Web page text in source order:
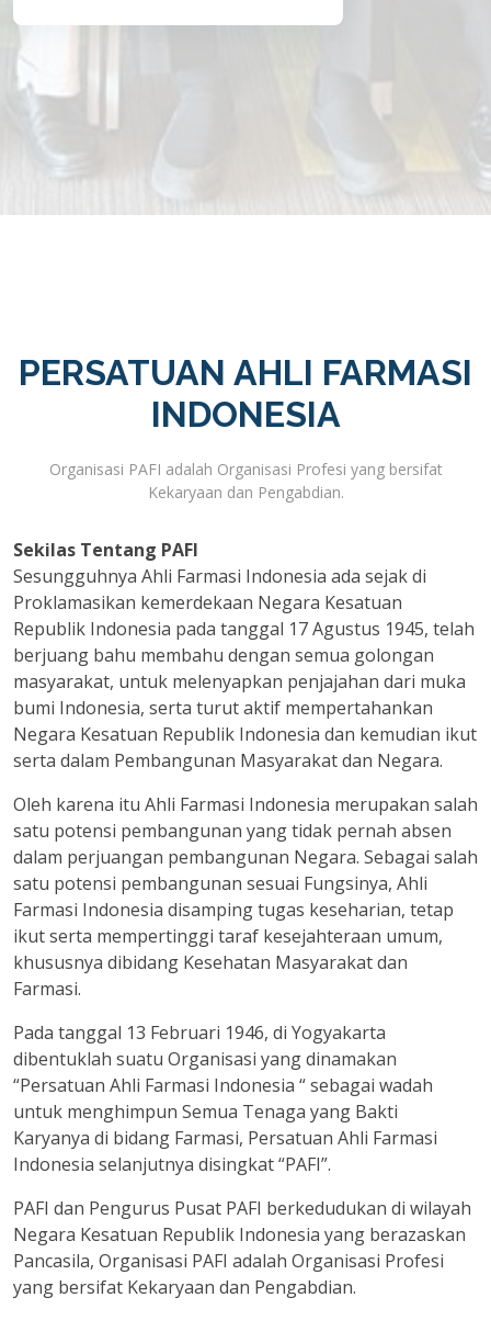
PERSATUAN AHLI FARMASI
INDONESIA
Organisasi PAFI adalah Organisasi Profesi yang bersifat
Kekaryaan dan Pengabdian.
Sekilas Tentang PAFI
Sesungguhnya Ahli Farmasi Indonesia ada sejak di
Proklamasikan kemerdekaan Negara Kesatuan
Republik Indonesia pada tanggal 17 Agustus 1945, telah
berjuang bahu membahu dengan semua golongan
masyarakat, untuk melenyapkan penjajahan dari muka
bumi Indonesia, serta turut aktif mempertahankan
Negara Kesatuan Republik Indonesia dan kemudian ikut
serta dalam Pembangunan Masyarakat dan Negara.
Oleh karena itu Ahli Farmasi Indonesia merupakan salah
satu potensi pembangunan yang tidak pernah absen
dalam perjuangan pembangunan Negara. Sebagai salah
satu potensi pembangunan sesuai Fungsinya, Ahli
Farmasi Indonesia disamping tugas keseharian, tetap
ikut serta mempertinggi taraf kesejahteraan umum,
khususnya dibidang Kesehatan Masyarakat dan
Farmasi.
Pada tanggal 13 Februari 1946, di Yogyakarta
dibentuklah suatu Organisasi yang dinamakan
“Persatuan Ahli Farmasi Indonesia “ sebagai wadah
untuk menghimpun Semua Tenaga yang Bakti
Karyanya di bidang Farmasi, Persatuan Ahli Farmasi
Indonesia selanjutnya disingkat “PAFI”.
PAFI dan Pengurus Pusat PAFI berkedudukan di wilayah
Negara Kesatuan Republik Indonesia yang berazaskan
Pancasila, Organisasi PAFI adalah Organisasi Profesi
yang bersifat Kekaryaan dan Pengabdian.